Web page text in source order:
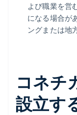
よび職業を営
になる場合が
ングまたは地
コネチ
設立す